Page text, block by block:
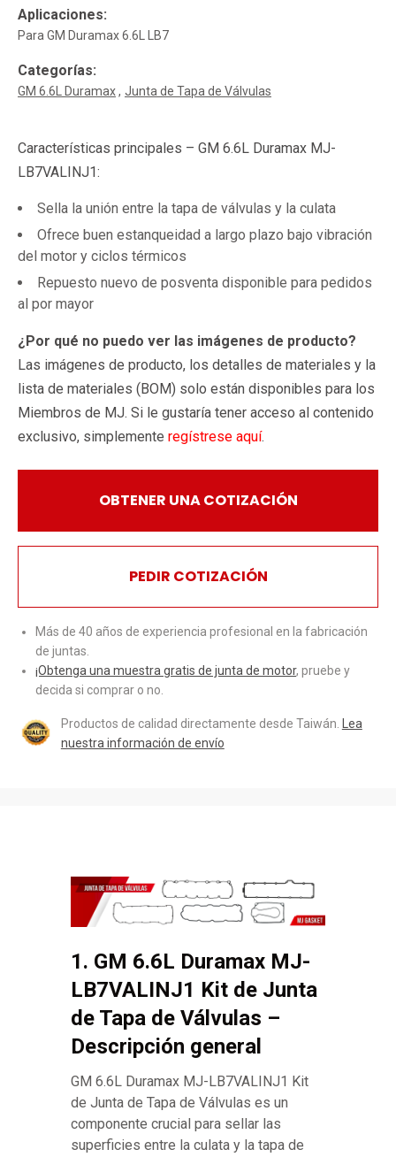
Aplicaciones:
Para GM Duramax 6.6L LB7
Categorías:
GM 6.6L Duramax Junta de Tapa de Válvulas
Características principales – GM 6.6L Duramax MJ-
LB7VALINJ1:
Sella la unión entre la tapa de válvulas y la culata
Ofrece buen estanqueidad a largo plazo bajo vibración
del motor y ciclos térmicos
Repuesto nuevo de posventa disponible para pedidos
al por mayor
¿Por qué no puedo ver las imágenes de producto?
Las imágenes de producto, los detalles de materiales y la
lista de materiales (BOM) solo están disponibles para los
Miembros de MJ. Si le gustaría tener acceso al contenido
exclusivo, simplemente regístrese aquí.
OBTENER UNA COTIZACIÓN
PEDIR COTIZACIÓN
Más de 40 años de experiencia profesional en la fabricación
de juntas.
¡Obtenga una muestra gratis de junta de motor, pruebe y
decida si comprar o no.
Productos de calidad directamente desde Taiwán.
Lea
nuestra información de envío
1. GM 6.6L Duramax MJ-
LB7VALINJ1 Kit de Junta
de Tapa de Válvulas –
Descripción general
GM 6.6L Duramax MJ-LB7VALINJ1 Kit
de Junta de Tapa de Válvulas es un
componente crucial para sellar las
superficies entre la culata y la tapa de